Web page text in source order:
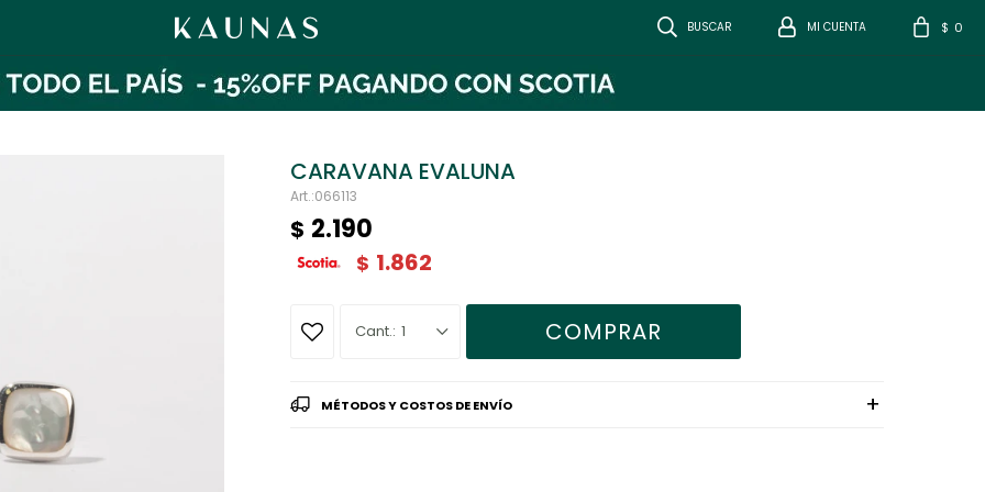
$ 0
CARAVANA EVALUNA
066113
$ 2.190
$ 1.862
1 COMPRAR
MÉTODOS Y COSTOS DE ENVÍO